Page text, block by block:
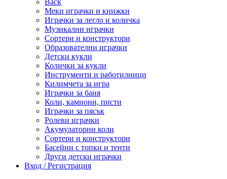
Back
Меки играчки и книжки
Играчки за легло и количка
Музикални играчки
Сортери и конструктори
Образователни играчки
Детски кукли
Колички за кукли
Инструменти и работилници
Килимчета за игра
Играчки за баня
Коли, камиони, писти
Играчки за пясък
Ролеви играчки
Акумулаторни коли
Сортери и конструктори
Басейни с топки и тенти
Други детски играчки
Вход / Регистрация